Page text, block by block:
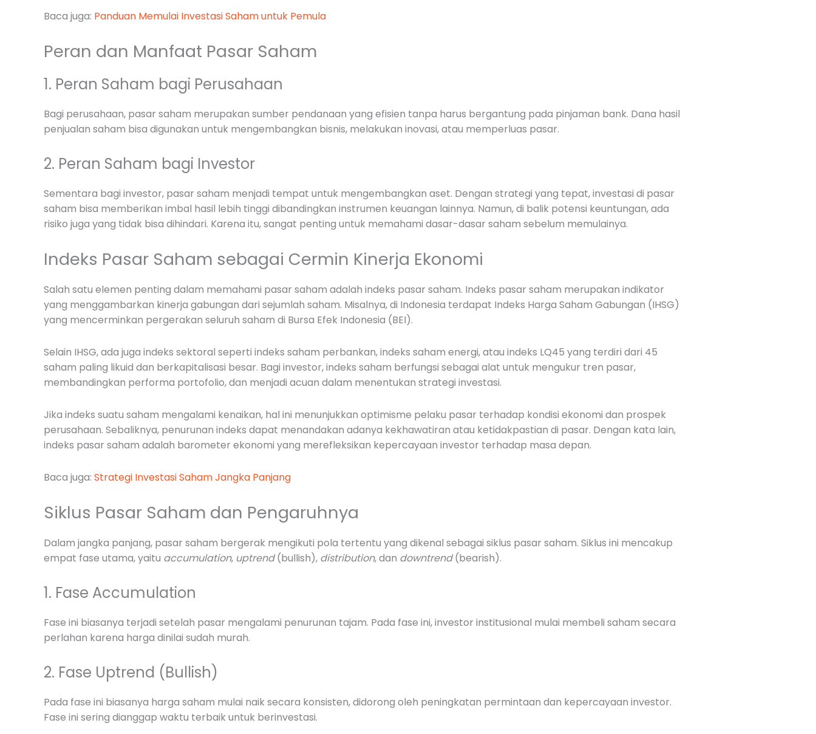
Baca juga: Panduan Memulai Investasi Saham untuk Pemula
Peran dan Manfaat Pasar Saham
1. Peran Saham bagi Perusahaan
Bagi perusahaan, pasar saham merupakan sumber pendanaan yang efisien tanpa harus bergantung pada pinjaman bank. Dana hasil
penjualan saham bisa digunakan untuk mengembangkan bisnis, melakukan inovasi, atau memperluas pasar.
2. Peran Saham bagi Investor
Sementara bagi investor, pasar saham menjadi tempat untuk mengembangkan aset. Dengan strategi yang tepat, investasi di pasar
saham bisa memberikan imbal hasil lebih tinggi dibandingkan instrumen keuangan lainnya. Namun, di balik potensi keuntungan, ada
risiko juga yang tidak bisa dihindari. Karena itu, sangat penting untuk memahami dasar-dasar saham sebelum memulainya.
Indeks Pasar Saham sebagai Cermin Kinerja Ekonomi
Salah satu elemen penting dalam memahami pasar saham adalah indeks pasar saham. Indeks pasar saham merupakan indikator
yang menggambarkan kinerja gabungan dari sejumlah saham. Misalnya, di Indonesia terdapat Indeks Harga Saham Gabungan (IHSG)
yang mencerminkan pergerakan seluruh saham di Bursa Efek Indonesia (BEI).
Selain IHSG, ada juga indeks sektoral seperti indeks saham perbankan, indeks saham energi, atau indeks LQ45 yang terdiri dari 45
saham paling likuid dan berkapitalisasi besar. Bagi investor, indeks saham berfungsi sebagai alat untuk mengukur tren pasar,
membandingkan performa portofolio, dan menjadi acuan dalam menentukan strategi investasi.
Jika indeks suatu saham mengalami kenaikan, hal ini menunjukkan optimisme pelaku pasar terhadap kondisi ekonomi dan prospek
perusahaan. Sebaliknya, penurunan indeks dapat menandakan adanya kekhawatiran atau ketidakpastian di pasar. Dengan kata lain,
indeks pasar saham adalah barometer ekonomi yang merefleksikan kepercayaan investor terhadap masa depan.
Baca juga: Strategi Investasi Saham Jangka Panjang
Siklus Pasar Saham dan Pengaruhnya
Dalam jangka panjang, pasar saham bergerak mengikuti pola tertentu yang dikenal sebagai siklus pasar saham. Siklus ini mencakup
empat fase utama, yaitu accumulation, uptrend(bullish), distribution, dan downtrend(bearish).
1. Fase Accumulation
Fase ini biasanya terjadi setelah pasar mengalami penurunan tajam. Pada fase ini, investor institusional mulai membeli saham secara
perlahan karena harga dinilai sudah murah.
2. Fase Uptrend (Bullish)
Pada fase ini biasanya harga saham mulai naik secara konsisten, didorong oleh peningkatan permintaan dan kepercayaan investor.
Fase ini sering dianggap waktu terbaik untuk berinvestasi.